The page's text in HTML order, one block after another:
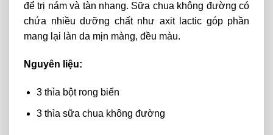
để trị nám và tàn nhang. Sữa chua không đường có
chứa nhiều dưỡng chất như axit lactic góp phần
mang lại làn da mịn màng, đều màu.
Nguyên liệu:
3 thìa bột rong biển
3 thìa sữa chua không đường